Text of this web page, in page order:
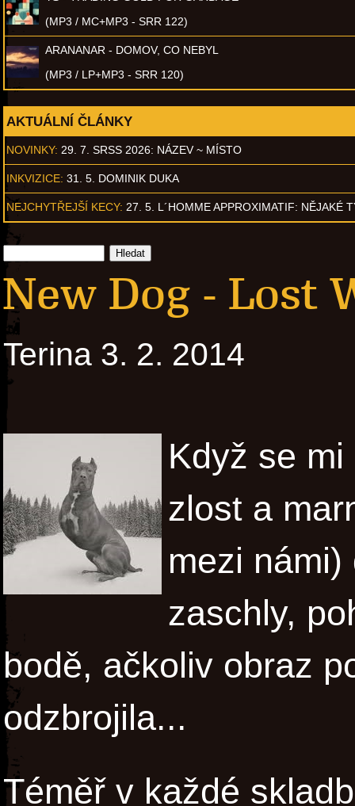
(MP3 / MC+MP3 - SRR 122)
ARANANAR - DOMOV, CO NEBYL
(MP3 / LP+MP3 - SRR 120)
AKTUÁLNÍ ČLÁNKY
NOVINKY: 29. 7. SRSS 2026: NÁZEV ~ MÍSTO
INKVIZICE: 31. 5. DOMINIK DUKA
NEJCHYTŘEJŠÍ KECY: 27. 5. L´HOMME APPROXIMATIF: NĚJAKÉ
New Dog - Lost
Terina 3. 2. 2014
Když se
zlost a
mezi
zaschly,
bodě, ačkoliv obraz
odzbrojila...
Téměř v každé